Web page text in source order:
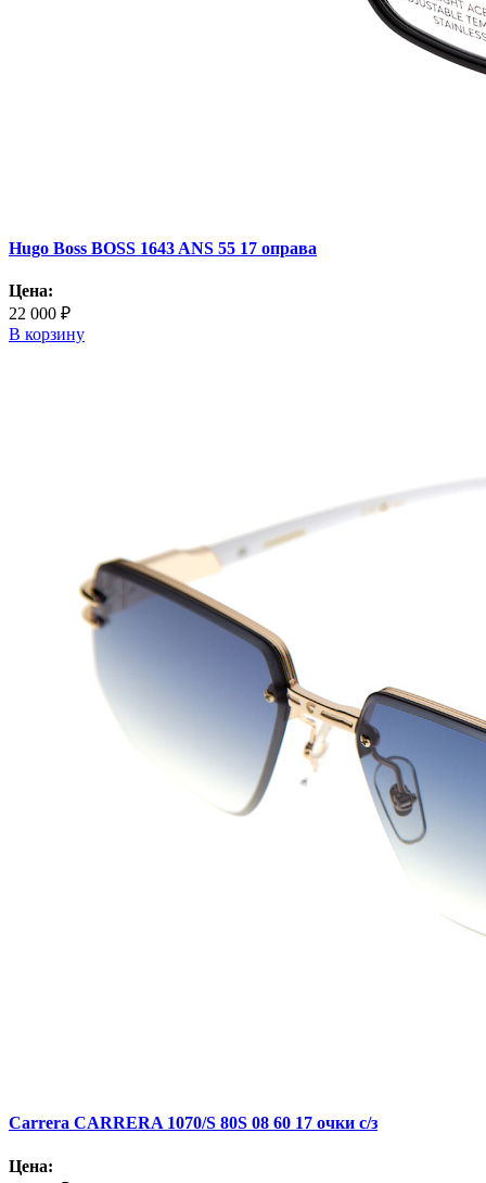
Hugo Boss BOSS 1643 ANS 55 17 оправа
Цена:
22 000 ₽
В корзину
Carrera CARRERA 1070/S 80S 08 60 17 очки с/з
Цена: